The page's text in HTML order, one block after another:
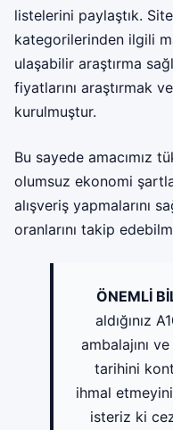
listelerini paylaştık.
kategorilerinden ilgili
ulaşabilir araştırma
fiyatlarını araştırmak
kurulmuştur.
Bu sayede amacımız
olumsuz ekonomi
alışveriş yapmalarını
oranlarını takip
ÖNEMLİ
aldığınız
ambalajını
tarihini
ihmal
isteriz ki